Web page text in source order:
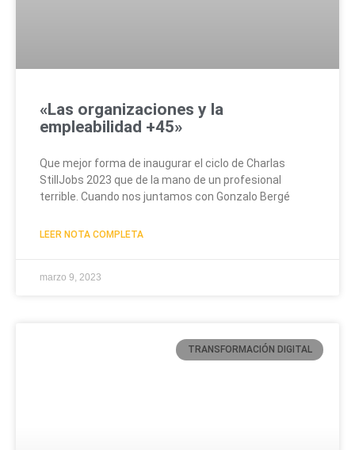
«Las organizaciones y la
empleabilidad +45»
Que mejor forma de inaugurar el ciclo de Charlas
StillJobs 2023 que de la mano de un profesional
terrible. Cuando nos juntamos con Gonzalo Bergé
LEER NOTA COMPLETA
marzo 9, 2023
TRANSFORMACIÓN DIGITAL